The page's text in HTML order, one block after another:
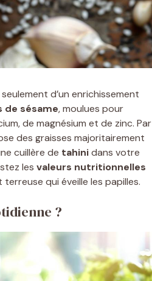
d’un enrichissement
de sésame, moulues pour
de magnésium et de zinc. Par
des graisses majoritairement
cuillère de tahinidans votre
les valeurs nutritionnelles
qui éveille les papilles.
?